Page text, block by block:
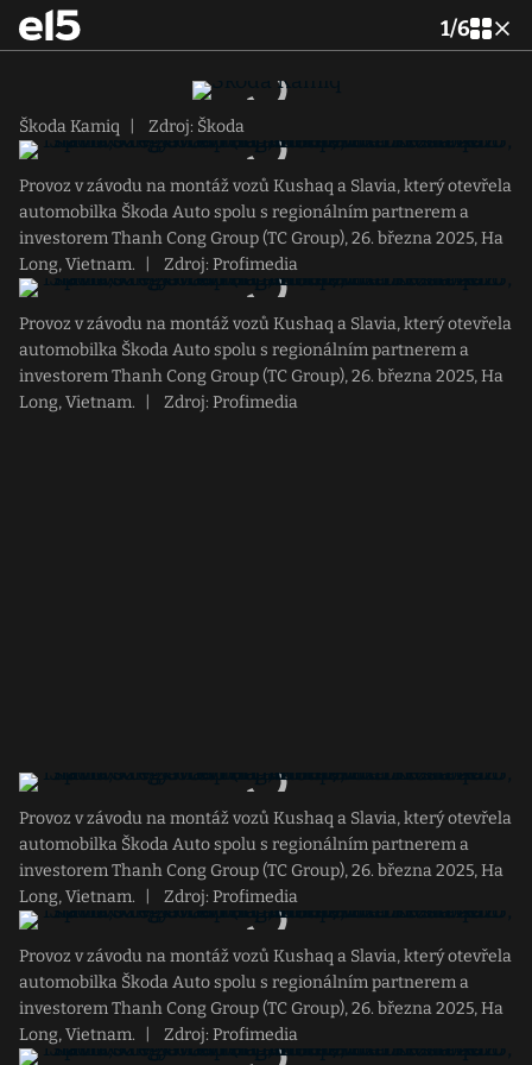
1/6
Škoda Kamiq Zdroj: Škoda
Provoz v závodu na montáž vozů Kushaq a Slavia, který otevřela
automobilka Škoda Auto spolu s regionálním partnerem a
investorem Thanh Cong Group (TC Group), 26. března 2025, Ha
Long, Vietnam.
Zdroj: Profimedia
Provoz v závodu na montáž vozů Kushaq a Slavia, který otevřela
automobilka Škoda Auto spolu s regionálním partnerem a
investorem Thanh Cong Group (TC Group), 26. března 2025, Ha
Long, Vietnam.
Zdroj: Profimedia
Provoz v závodu na montáž vozů Kushaq a Slavia, který otevřela
automobilka Škoda Auto spolu s regionálním partnerem a
investorem Thanh Cong Group (TC Group), 26. března 2025, Ha
Long, Vietnam.
Zdroj: Profimedia
Provoz v závodu na montáž vozů Kushaq a Slavia, který otevřela
automobilka Škoda Auto spolu s regionálním partnerem a
investorem Thanh Cong Group (TC Group), 26. března 2025, Ha
Long, Vietnam.
Zdroj: Profimedia